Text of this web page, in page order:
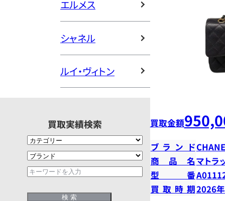
エルメス
シャネル
ルイ・ヴィトン
買取実績検索 買取金額
ブランド
商品名マトラ
型番
買取時期2026